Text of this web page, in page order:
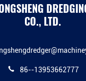
CO., LTD.
86--13953662777